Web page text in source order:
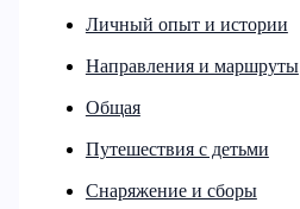
Личный опыт и истории
Направления и маршруты
Общая
Путешествия с детьми
Снаряжение и сборы